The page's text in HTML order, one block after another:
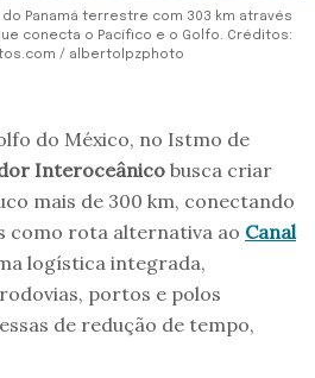
Panamá terrestre com 303 km através
conecta o Pacífico e o Golfo. Créditos:
/ albertolpzphoto
do México, no Istmo de
Interoceânicobusca criar
mais de 300 km, conectando
como rota alternativa ao Canal
logística integrada,
portos e polos
de redução de tempo,